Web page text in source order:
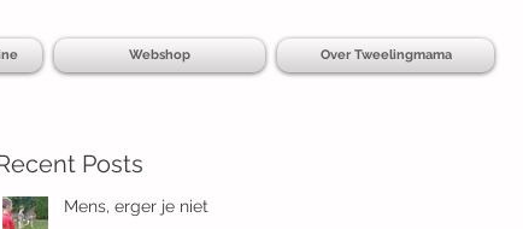
Webshop Over Tweelingmama
Posts
Mens, erger je niet